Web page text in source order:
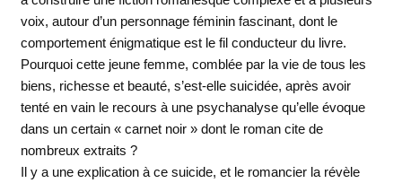
voix, autour d’un personnage féminin fascinant, dont le
comportement énigmatique est le fil conducteur du livre.
Pourquoi cette jeune femme, comblée par la vie de tous les
biens, richesse et beauté, s’est-elle suicidée, après avoir
tenté en vain le recours à une psychanalyse qu’elle évoque
dans un certain « carnet noir » dont le roman cite de
nombreux extraits ?
Il y a une explication à ce suicide, et le romancier la révèle